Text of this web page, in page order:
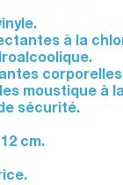
à la
moustique à
sécurité.
cm.